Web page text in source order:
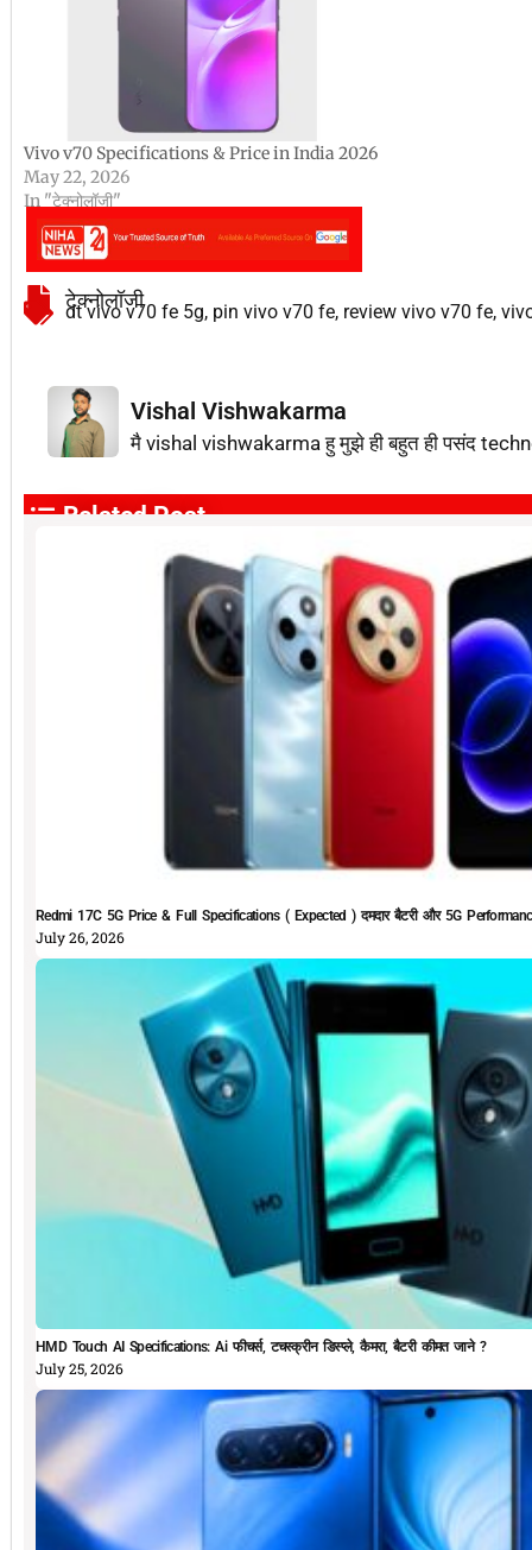
Vivo v70 Specifications & Price in India 2026
May 22, 2026
In "टेक्नोलॉजी"
टेक्नोलॉजी
dt vivo v70 fe 5g, pin vivo v70 fe, review vivo v70 fe,
Vishal Vishwakarma
मै vishal vishwakarma हु मुझे ही बहुत ही पसंद
Related Post
Redmi 17C 5G Price & Full Specifications ( Expected ) दमदार बैटरी और 5G
July 26, 2026
HMD Touch AI Specifications: Ai फीचर्स, टचस्क्रीन डिस्प्ले, कैमरा, बैटरी कीमत जाने ?
July 25, 2026